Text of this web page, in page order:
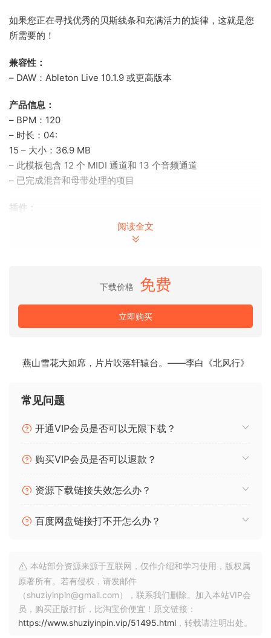
如果您正在寻找优秀的贝斯线条和充满活力的旋律，这就是您
所需要的！
兼容性：
– DAW：Ableton Live 10.1.9 或更高版本
产品信息：
– BPM：120
– 时长：04:
15 – 大小：36.9 MB
– 此模板包含 12 个 MIDI 通道和 13 个音频通道
– 已完成混音和母带处理的项目
插件：
– FabFilter Pro-L 2
Fantasy is inspired by experiments, discovering new
likeTale of Us, Artbat.
If you are looking for good basslines and energetic
– DAW: Ableton Live 10.1.9 or above
– BPM: 120
– This template contains 12 midi channels & 13 audio
channels
– Fully Mixed & Mastered project
Plugins:
阅读全文
下载价格 免费
立即购买
燕山雪花大如席，片片吹落轩辕台。——李白《北风行》
常见问题
开通VIP会员是否可以无限下载？
购买VIP会员是否可以退款？
资源下载链接失效怎么办？
百度网盘链接打不开怎么办？
本站部分资源来源于互联网，仅作介绍和学习使用，版权属
原著所有。若有侵权，请发邮件
（shuziyinpin@gmail.com），联系我们删除。加入本站VIP会
员，购买正版打折，比淘宝价便宜！原文链接：
https://www.shuziyinpin.vip/51495.html ，转载请注明出处。